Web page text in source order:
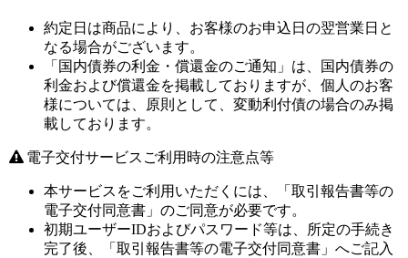
約定日は商品により、お客様のお申込日の翌営業日と
なる場合がございます。
「国内債券の利金・償還金のご通知」は、国内債券の
利金および償還金を掲載しておりますが、個人のお客
様については、原則として、変動利付債の場合のみ掲
載しております。
電子交付サービスご利用時の注意点等
本サービスをご利用いただくには、「取引報告書等の
電子交付同意書」のご同意が必要です。
初期ユーザーIDおよびパスワード等は、所定の手続き
完了後、「取引報告書等の電子交付同意書」へご記入